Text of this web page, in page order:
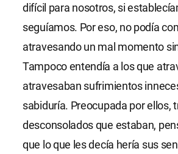
difícil para nosotros, si
seguíamos. Por eso, no podía
atravesando un mal momento
Tampoco entendía a los que
atravesaban sufrimientos
sabiduría. Preocupada por ellos,
desconsolados que estaban,
que lo que les decía hería sus